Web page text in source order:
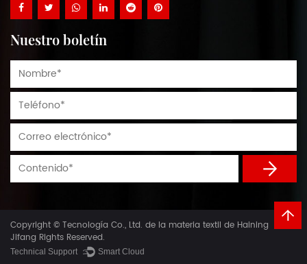
Nuestro boletín
Copyright © Tecnología Co., Ltd. de la materia textil de Haining
Jifang Rights Reserved.
Technical Support ： Smart Cloud